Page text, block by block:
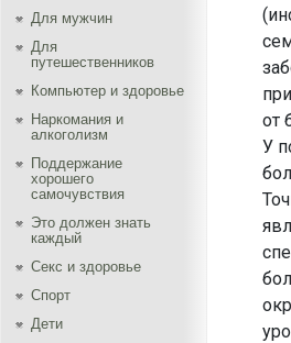
Для мужчин
Для
путешественников
Компьютер и здоровье
Наркомания и
алкоголизм
Поддержание
хорошего
самочувствия
Это должен знать
каждый
Секс и здоровье
Спорт
Дети
от
У